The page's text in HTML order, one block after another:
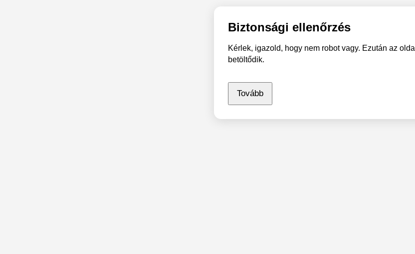
Biztonsági ellenőrzés
Kérlek, igazold, hogy nem robot vagy. Ezután az oldal
betöltődik.
Tovább